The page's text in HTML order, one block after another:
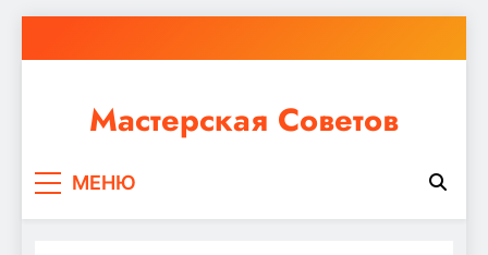
к
Мастерская Советов
ремонт или крупное строительство, в Мастерской
МЕНЮ